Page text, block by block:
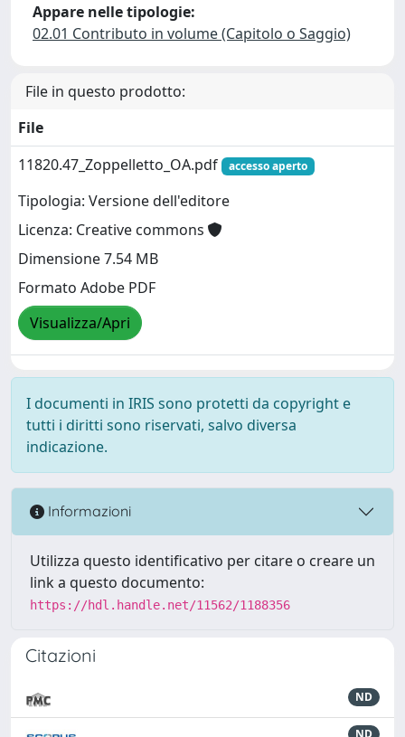
Appare nelle tipologie:
02.01 Contributo in volume (Capitolo o Saggio)
File in questo prodotto:
File
11820.47_Zoppelletto_OA.pdf
accesso aperto
Tipologia: Versione dell'editore
Licenza: Creative commons
Dimensione 7.54 MB
Formato Adobe PDF
Visualizza/Apri
I documenti in IRIS sono protetti da copyright e
tutti i diritti sono riservati, salvo diversa
indicazione.
Informazioni
Utilizza questo identificativo per citare o creare un
link a questo documento:
https://hdl.handle.net/11562/1188356
Citazioni
ND
ND